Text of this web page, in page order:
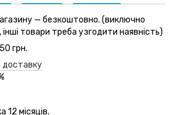
— безкоштовно. (виключно
товари треба узгодити наявність)
грн.
доставку
12 місяців.